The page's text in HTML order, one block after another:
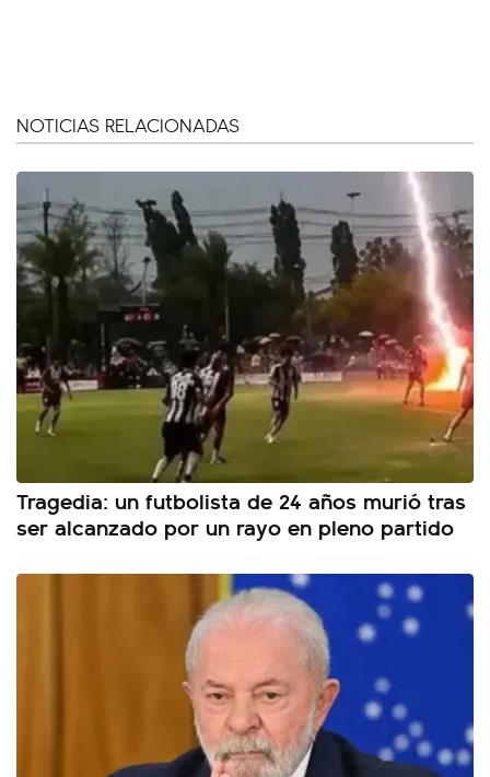
NOTICIAS RELACIONADAS
Tragedia: un futbolista de 24 años murió tras
ser alcanzado por un rayo en pleno partido